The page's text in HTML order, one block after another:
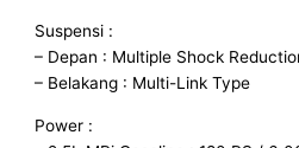
Suspensi :
– Depan : Multiple Shock
– Belakang : Multi-Link Type
Power :